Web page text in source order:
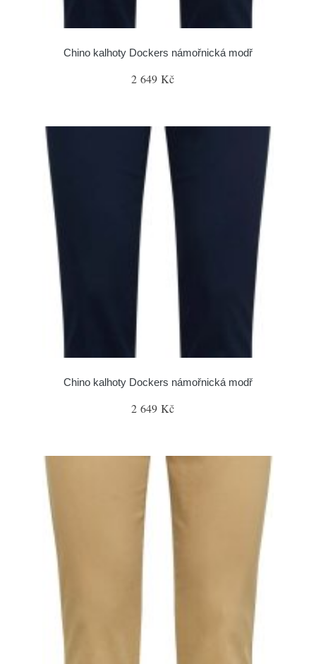
Chino kalhoty Dockers námořnická modř
2 649 Kč
Chino kalhoty Dockers námořnická modř
2 649 Kč